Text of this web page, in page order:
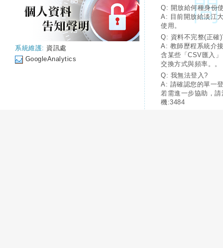
系統維護: 資訊處
GoogleAnalytics
Q: 開放給何種身份
A: 目前開放給淡江
使用。
Q: 資料不完整(正確
A: 教師歷程系統介
含某些「CSV匯入
交換方式與頻率。。
Q: 我無法登入?
A: 請確認您的單一
若需進一步協助，
機:3484